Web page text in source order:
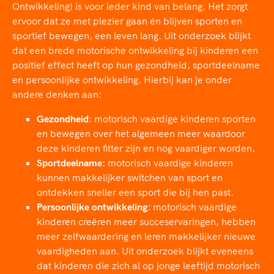
Sportonderzoek
Sportakkoord II
Game Changer
TeamNL kids
Olympische geschiedenis
Nieuwspagina
Columns
Sport gaat niet vanzelf
Veilige en integere sport
Diversiteit en inclusie
Gezonde sportomgeving
Duurzaamheid
Bekwaam sportkader
Vitale clubs en bestuurlijk kader
Sportmatch
Clubacties
Handboek Wet- en Regelgeving
Opleidingen en trainingen
High5 Stappenplan
Ruimte voor sport
TeamNL Academie Kalender
Kennisaanbod TeamNL Experts
TeamNL Sport Science Centre
Paralympische Spelen LA28
Europese Spelen Istanbul 2027
Topsportbeleid
Topsportfinanciering
Maatschappelijke waarde topsport
Top teamsportcompetities
Ontwikkeling) is voor ieder kind van belang. Het zorgt
ervoor dat ze met plezier gaan én blijven sporten en
sportief bewegen, een leven lang. Uit onderzoek blijkt
dat een brede motorische ontwikkeling bij kinderen een
positief effect heeft op hun gezondheid, sportdeelname
en persoonlijke ontwikkeling. Hierbij kan je onder
andere denken aan:
Gezondheid: motorisch vaardige kinderen sporten
en bewegen over het algemeen meer waardoor
deze kinderen fitter zijn en nog vaardiger worden.
Sportdeelname: motorisch vaardige kinderen
kunnen makkelijker switchen van sport en
ontdekken sneller een sport die bij hen past.
Persoonlijke ontwikkeling: motorisch vaardige
kinderen creëren meer succeservaringen, hebben
meer zelfwaardering en leren makkelijker nieuwe
vaardigheden aan. Uit onderzoek blijkt eveneens
dat kinderen die zich al op jonge leeftijd motorisch